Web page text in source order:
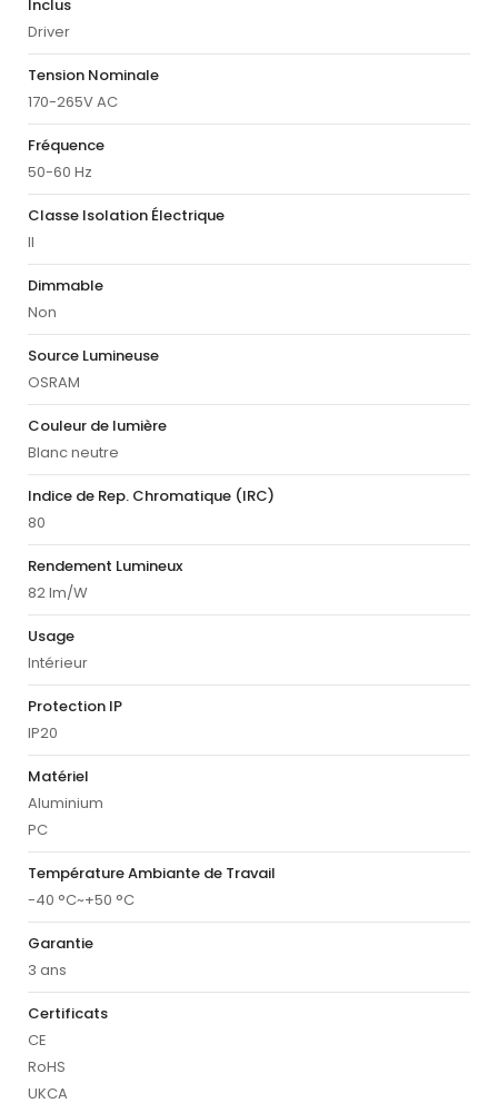
Inclus
Driver
Tension Nominale
170-265V AC
Fréquence
50-60 Hz
Classe Isolation Électrique
II
Dimmable
Non
Source Lumineuse
OSRAM
Couleur de lumière
Blanc neutre
Indice de Rep. Chromatique (IRC)
80
Rendement Lumineux
82 lm/W
Usage
Intérieur
Protection IP
IP20
Matériel
Aluminium
PC
Température Ambiante de Travail
-40 °C~+50 °C
Garantie
3 ans
Certificats
CE
RoHS
UKCA